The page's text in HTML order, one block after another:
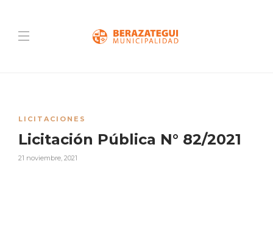
LICITACIONES
Licitación Pública N° 82/2021
21 noviembre, 2021